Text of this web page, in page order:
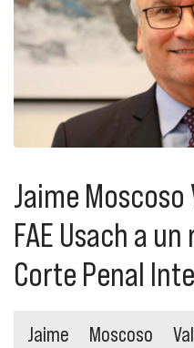
Jaime
FAE Usach a
Corte Penal
Jaime Moscoso